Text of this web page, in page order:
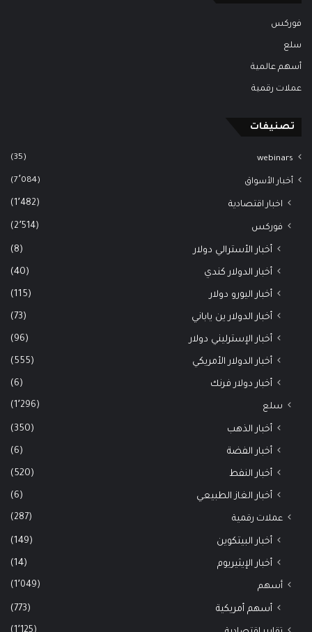
فوركس
سلع
أسهم عالمية
عملات رقمية
تصنيفات
webinars
(35)
أخبار الأسواق (7٬084)
اخبار اقتصادية (1٬482)
فوركس (2٬514)
أخبار الأسترالي دولار (8)
أخبار الدولار كندي (40)
أخبار اليورو دولار (115)
أخبار الدولار ين ياباني (73)
أخبار الإسترليني دولار (96)
أخبار الدولار الأمريكي (555)
أخبار دولار فرنك (6)
سلع (1٬296)
أخبار الذهب (350)
أخبار الفضة (6)
أخبار النفط (520)
أخبار الغاز الطبيعي (6)
عملات رقمية (287)
أخبار البيتكوين (149)
أخبار الإيثيريوم (14)
أسهم (1٬049)
أسهم أمريكية (773)